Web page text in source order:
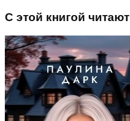
С этой книгой читают